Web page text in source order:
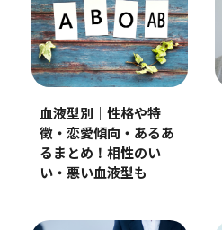
血液型別｜性格や特
徴・恋愛傾向・あるあ
るまとめ！相性のい
い・悪い血液型も